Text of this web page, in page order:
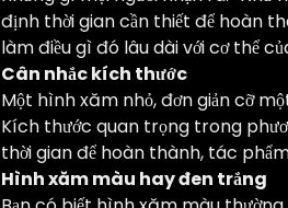
định thời gian cần thiết để hoàn
làm điều gì đó lâu dài với cơ thể
Cân nhắc kích thước
Một hình xăm nhỏ, đơn giản cỡ
Kích thước quan trọng trong
thời gian để hoàn thành, tác
Hình xăm màu hay đen trắng